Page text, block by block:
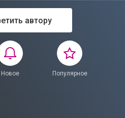
автору
Новое Популярное